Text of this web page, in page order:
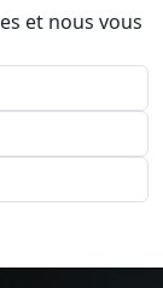
et nous vous